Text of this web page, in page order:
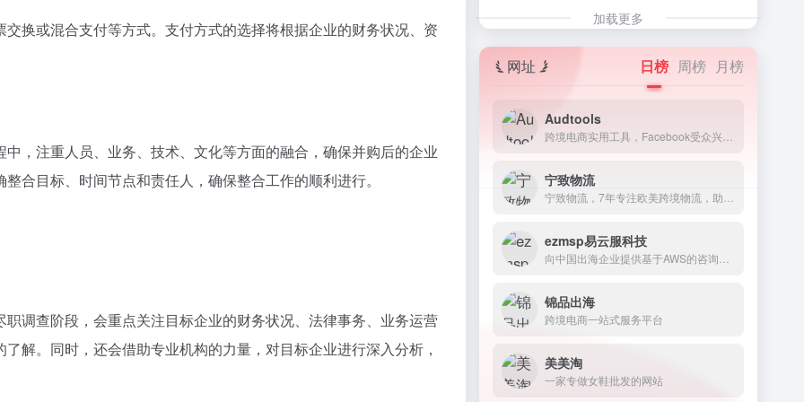
换或混合支付等方式。支付方式的选择将根据企业的财务状况、资
，注重人员、业务、技术、文化等方面的融合，确保并购后的企业
合目标、时间节点和责任人，确保整合工作的顺利进行。
调查阶段，会重点关注目标企业的财务状况、法律事务、业务运营
解。同时，还会借助专业机构的力量，对目标企业进行深入分析，
加载更多
网址 日榜 周榜 月榜
Audtools
宁致物流
ezmsp易云服科技
锦品出海
跨境电商一站式服务平台
美美淘
一家专做女鞋批发的网站